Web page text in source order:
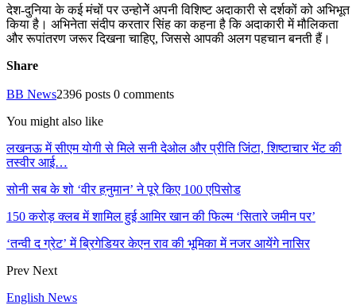
देश-दुनिया के कई मंचों पर उन्होनेें अपनी विशिष्ट अदाकारी से दर्शकों को अभिभूत
किया है। अभिनेता संदीप करतार सिंह का कहना है कि अदाकारी में मौलिकता
और रूपांतरण जरूर दिखना चाहिए, जिससे आपकी अलग पहचान बनती हैं।
Share
BB News2396 posts 0 comments
You might also like
लखनऊ में सीएम योगी से मिले सनी देओल और प्रीति जिंटा, शिष्टाचार भेंट की
तस्वीर आई…
सोनी सब के शो ‘वीर हनुमान’ ने पूरे किए 100 एपिसोड
150 करोड़ क्लब में शामिल हुई आमिर खान की फिल्म ‘सितारे जमीन पर’
‘तन्वी द ग्रेट’ में ब्रिगेडियर केएन राव की भूमिका में नजर आयेंगे नासिर
Prev Next
English News